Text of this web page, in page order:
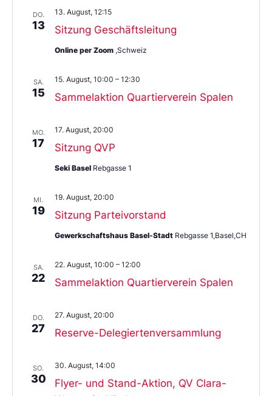
aus.
DO.
13 Sitzung Geschäftsleitung
13. August, 12:15
Online per Zoom ,Schweiz
SA.
15 Sammelaktion Quartierverein Spalen
15. August, 10:00 – 12:30
MO.
17 Sitzung QVP
17. August, 20:00
Seki Basel Rebgasse 1
MI.
19 Sitzung Parteivorstand
19. August, 20:00
Gewerkschaftshaus Basel-Stadt Rebgasse 1,Basel,CH
SA.
22 Sammelaktion Quartierverein Spalen
22. August, 10:00 – 12:00
DO.
27 Reserve-Delegiertenversammlung
27. August, 20:00
SO.
30
Flyer- und Stand-Aktion, QV Clara-
30. August, 14:00